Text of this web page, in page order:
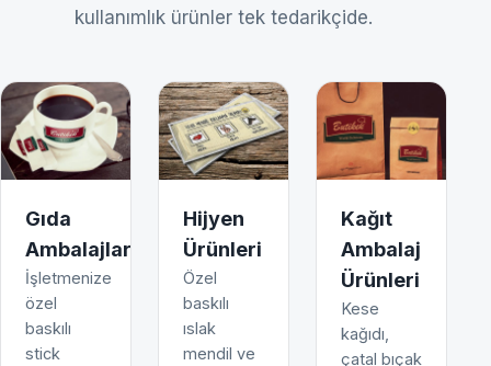
kullanımlık ürünler tek tedarikçide.
Gıda
Ambalajları
İşletmenize
özel
baskılı
stick
Hijyen
Ürünleri
Özel
baskılı
ıslak
mendil ve
Kağıt
Ambalaj
Ürünleri
Kese
kağıdı,
çatal bıçak